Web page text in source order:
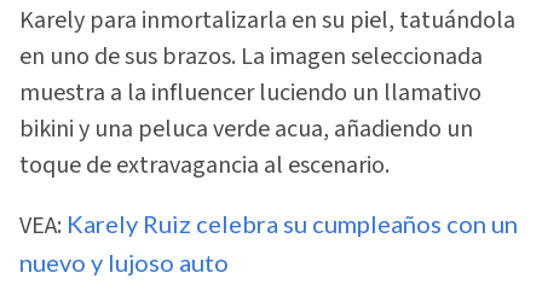
Karely para inmortalizarla en su piel, tatuándola
en uno de sus brazos. La imagen seleccionada
muestra a la influencer luciendo un llamativo
bikini y una peluca verde acua, añadiendo un
toque de extravagancia al escenario.
VEA: Karely Ruiz celebra su cumpleaños con un
nuevo y lujoso auto